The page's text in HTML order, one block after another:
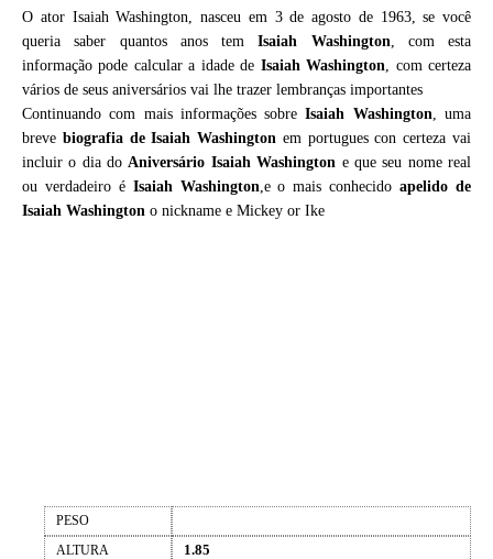
O ator Isaiah Washington, nasceu em 3 de agosto de 1963, se você
queria saber quantos anos temIsaiah Washington, com esta
informação pode calcular a idade de Isaiah Washington, com certeza
vários de seus aniversários vai lhe trazer lembranças importantes
Continuando com mais informações sobreIsaiah Washington, uma
breve biografia deIsaiah Washington em portugues con certeza vai
incluir o dia doAniversário Isaiah Washington e que seu nome real
ou verdadeiro é Isaiah Washington,e o mais conhecidoapelido de
Isaiah Washington o nickname e Mickey or Ike
PESO
ALTURA
1.85